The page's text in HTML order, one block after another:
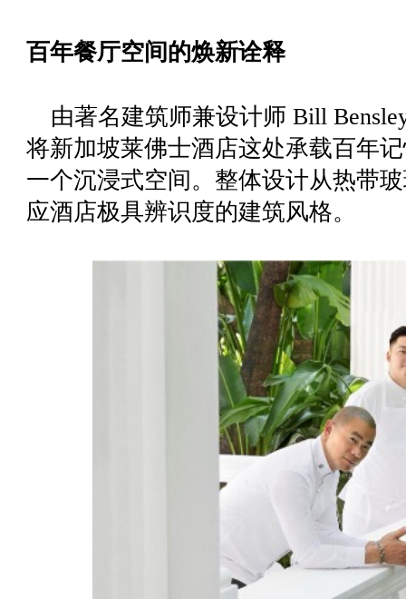
百年餐厅空间的焕新诠释
由著名建筑师兼设计师 Bill
将新加坡莱佛士酒店这处承载百年
一个沉浸式空间。整体设计从热带
应酒店极具辨识度的建筑风格。